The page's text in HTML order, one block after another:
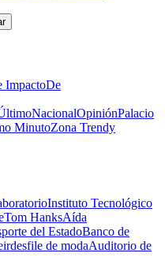
ImpactoDe
NacionalOpiniónPalacio
MinutoZona Trendy
Instituto Tecnológico
Tom HanksAída
del EstadoBanco de
desfile de modaAuditorio de